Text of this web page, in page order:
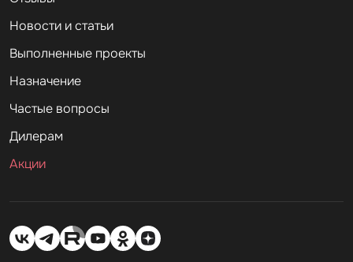
Новости и статьи
Выполненные проекты
Назначение
Частые вопросы
Дилерам
Акции